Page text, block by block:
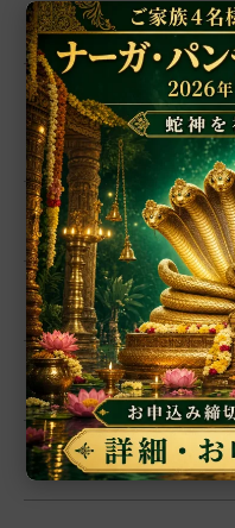
その他
グループ
インド占星術
繁栄・開運
厄除開運
恋愛・結婚